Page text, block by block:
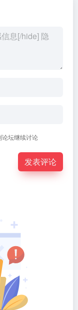
坛继续讨论
发表评论